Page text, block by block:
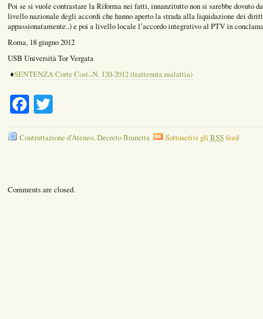
Poi se si vuole contrastare la Riforma nei fatti, innanzitutto non si sarebbe dovuto
livello nazionale degli accordi che hanno aperto la strada alla liquidazione dei
appassionatamente..) e poi a livello locale l’accordo integrativo al PTV in
Roma, 18 giugno 2012
USB Università Tor Vergata
♦SENTENZA Corte Cost.-N. 120-2012 (trattenuta malattia)
Facebook
Twitter
Contrattazione d'Ateneo,Decreto Brunetta Sottoscrivi gli RSSfeed
Comments are closed.